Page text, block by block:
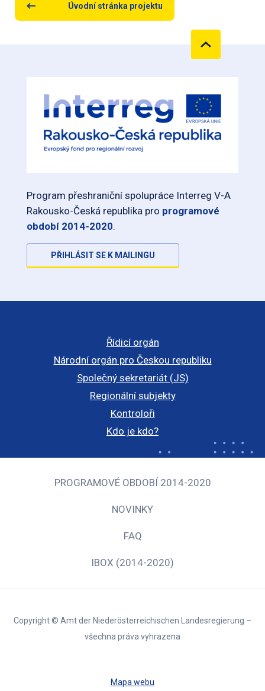
Úvodní stránka projektu
Program přeshraniční spolupráce Interreg V-A
Rakousko-Česká republika pro programové
období 2014-2020.
PŘIHLÁSIT SE K MAILINGU
Řídicí orgán
Národní orgán pro Českou republiku
Společný sekretariát (JS)
Regionální subjekty
Kontroloři
Kdo je kdo?
PROGRAMOVÉ OBDOBÍ 2014-2020
NOVINKY
FAQ
IBOX (2014-2020)
Copyright © Amt der Niederösterreichischen Landesregierung –
všechna práva vyhrazena
Mapa webu